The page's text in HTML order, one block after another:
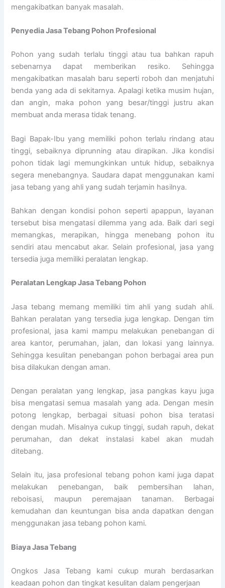
mengakibatkan banyak masalah.
PenyediaJasa Tebang Pohon Profesional
Pohon yang sudah terlalu tinggi atau tua bahkan rapuh
sebenarnya dapat memberikan resiko. Sehingga
mengakibatkan masalah baru seperti roboh dan menjatuhi
benda yang ada di sekitarnya. Apalagi ketika musim hujan,
dan angin, maka pohon yang besar/tinggi justru akan
membuat anda merasa tidak tenang.
Bagi Bapak-Ibu yang memiliki pohon terlalu rindang atau
tinggi, sebaiknya diprunning atau dirapikan. Jika kondisi
pohon tidak lagi memungkinkan untuk hidup, sebaiknya
segera menebangnya. Saudara dapat menggunakan kami
jasa tebang yang ahli yang sudah terjamin hasilnya.
Bahkan dengan kondisi pohon seperti apappun, layanan
tersebut bisa mengatasi dilemma yang ada. Baik dari segi
memangkas, merapikan, hingga menebang pohon itu
sendiri atau mencabut akar. Selain profesional, jasa yang
tersedia juga memiliki peralatan lengkap.
Peralatan Lengkap Jasa Tebang Pohon
Jasa tebang memang memiliki tim ahli yang sudah ahli.
Bahkan peralatan yang tersedia juga lengkap. Dengan tim
profesional, jasa kami mampu melakukan penebangan di
area kantor, perumahan, jalan, dan lokasi yang lainnya.
Sehingga kesulitan penebangan pohon berbagai area pun
bisa dilakukan dengan aman.
Dengan peralatan yang lengkap, jasa pangkas kayu juga
bisa mengatasi semua masalah yang ada. Dengan mesin
potong lengkap, berbagai situasi pohon bisa teratasi
dengan mudah. Misalnya cukup tinggi, sudah rapuh, dekat
perumahan, dan dekat instalasi kabel akan mudah
ditebang.
Selain itu, jasa profesional tebang pohon kami juga dapat
melakukan penebangan, baik pembersihan lahan,
reboisasi, maupun peremajaan tanaman. Berbagai
kemudahan dan keuntungan bisa anda dapatkan dengan
menggunakan jasa tebang pohon kami.
Biaya Jasa Tebang
Ongkos Jasa Tebang kami cukup murah berdasarkan
keadaan pohon dan tingkat kesulitan dalam pengerjaan